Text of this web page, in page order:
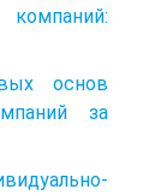
основ
за